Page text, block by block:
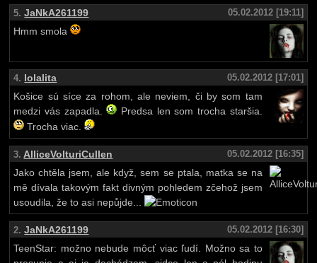
5. JaNkA261199
05.02.2012 [19:11]
Hmm smola
4. lolalita
05.02.2012 [17:01]
Košice sú síce za rohom, ale neviem, či by som tam
medzi vás zapadla.
Predsa len som trocha staršia.
Trocha viac.
3. AlliceVolturiCullen
05.02.2012 [16:35]
Jako chtěla jsem, ale když, sem se ptala, matka se na
mě dívala takovým fakt divným pohledem zčehož jsem
usoudila, že to asi nepůjde...
2. JaNkA261199
05.02.2012 [16:30]
TeenStar: možno nebude môcť viac ľudí. Možno sa to